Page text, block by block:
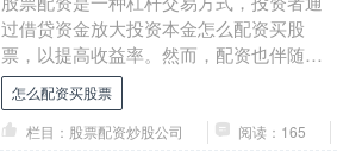
过借贷资金放大投资本金怎么配资买股
票，以提高收益率。然而，配资也伴随着
利息成本，了解配资利息至关重要。 **配
资利息的计算*....
怎么配资买股票
栏目：股票配资炒股公司
阅读：165